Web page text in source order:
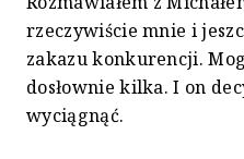
rzeczywiście mnie i
zakazu konkurencji.
dosłownie kilka. I on
wyciągnąć.